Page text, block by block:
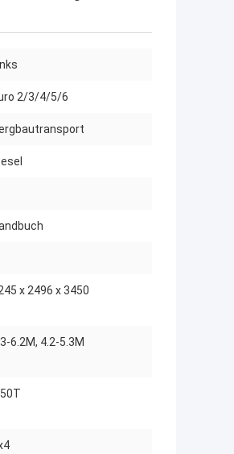
2/3/4/5/6
x 2496 x 3450
6.2M, 4.2-5.3M